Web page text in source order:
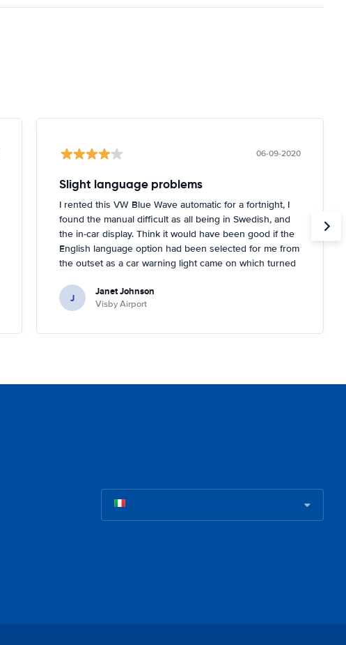
06-09-2020
Slight language problems
I rented this VW Blue Wave automatic for a fortnight, I
found the manual difficult as all being in Swedish, and
the in-car display. Think it would have been good if the
English language option had been selected for me from
the outset as a car warning light came on which turned
helpful and came out to a garage near to where I was
staying and inflated the tyres for me. You had to tell the
J Janet Johnson
Visby Airport